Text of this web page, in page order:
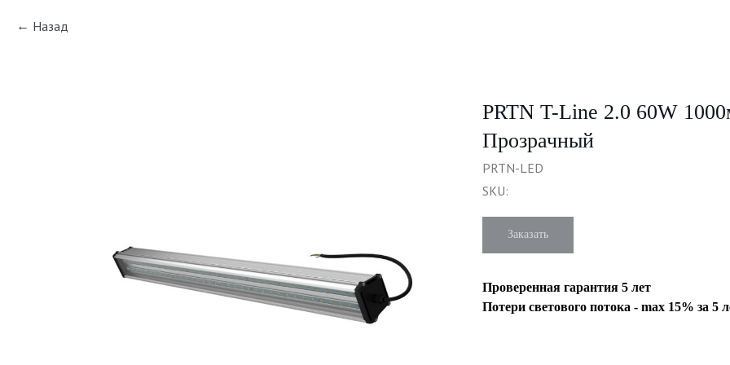
Назад
PRTN T-Line 2.0 60W
Прозрачный
PRTN-LED
SKU:
Заказать
Проверенная гарантия 5 лет
Потери светового потока - max 15% за 5